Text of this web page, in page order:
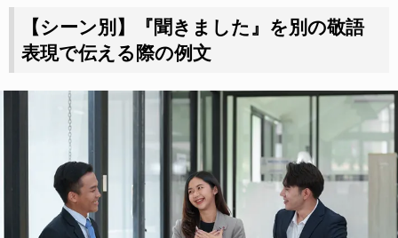
【シーン別】『聞きました』を別の敬語
表現で伝える際の例文